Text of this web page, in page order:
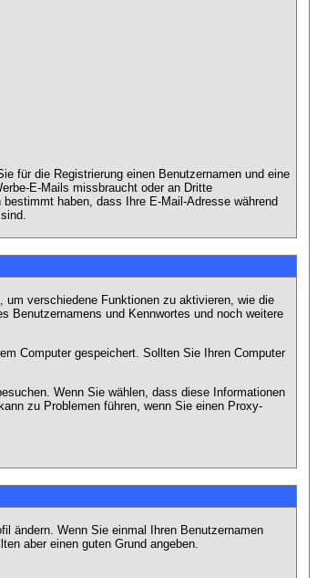
für die Registrierung einen Benutzernamen und eine
E-Mails missbraucht oder an Dritte
haben, dass Ihre E-Mail-Adresse während
verschiedene Funktionen zu aktivieren, wie die
Benutzernamens und Kennwortes und noch weitere
Computer gespeichert. Sollten Sie Ihren Computer
Wenn Sie wählen, dass diese Informationen
zu Problemen führen, wenn Sie einen Proxy-
ändern. Wenn Sie einmal Ihren Benutzernamen
aber einen guten Grund angeben.